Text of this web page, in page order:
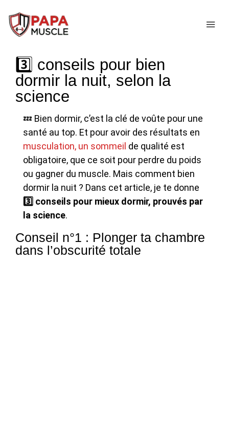
passer
principal3️⃣ conseils pour bien
dormir la nuit, selon la
science
💤 Bien dormir, c’est la clé de voûte pour une
santé au top. Et pour avoir des résultats en
musculation, un sommeil de qualité est
obligatoire, que ce soit pour perdre du poids
ou gagner du muscle. Mais comment bien
dormir la nuit ? Dans cet article, je te donne
3️⃣ conseils pour mieux dormir, prouvés par
la science.
Conseil n°1 : Plonger ta chambre
dans l’obscurité totale